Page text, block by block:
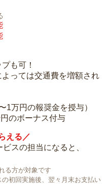
も可！
っては交通費を増額され
1万円の報奨金を授与）
のボーナス付与
える／
スの担当になると、
る方が対象です
初回実施後、翌々月末お支払い